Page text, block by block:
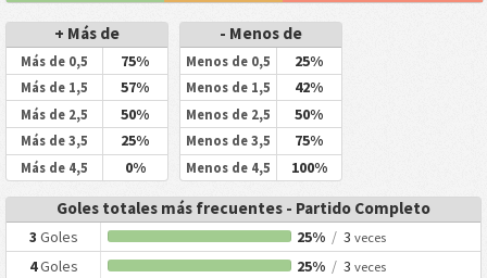
+ Más de
Más de 0,5 75%
Más de 1,5 57%
Más de 2,5 50%
Más de 3,5 25%
Más de 4,5 0%
- Menos de
Menos de 0,5 25%
Menos de 1,5 42%
Menos de 2,5 50%
Menos de 3,5 75%
Menos de 4,5 100%
Goles totales más frecuentes - Partido Completo
3 Goles 25% / 3veces
4Goles 25% / 3veces